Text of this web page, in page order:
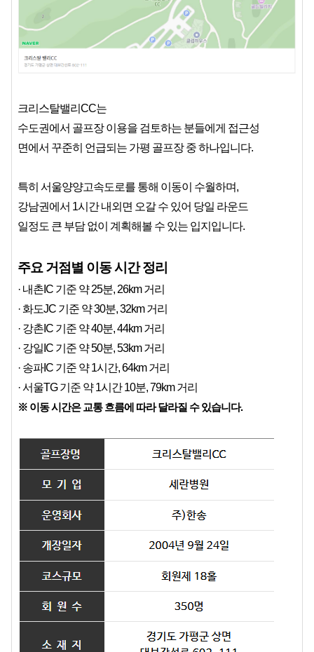
크리스탈밸리CC는
수도권에서 골프장 이용을 검토하는 분들에게 접근성
면에서 꾸준히 언급되는 가평 골프장 중 하나입니다.
특히 서울양양고속도로를 통해 이동이 수월하며,
강남권에서 1시간 내외면 오갈 수 있어 당일 라운드
일정도 큰 부담 없이 계획해볼 수 있는 입지입니다.
주요 거점별 이동 시간 정리
· 내촌IC 기준 약 25분, 26km 거리
· 화도JC 기준 약 30분, 32km 거리
· 강촌IC 기준 약 40분, 44km 거리
· 강일IC 기준 약 50분, 53km 거리
· 송파IC 기준 약 1시간, 64km 거리
· 서울TG 기준 약 1시간 10분, 79km 거리
※ 이동 시간은 교통 흐름에 따라 달라질 수 있습니다.